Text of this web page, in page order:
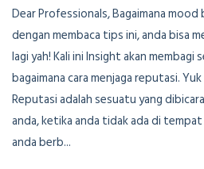
Dear Professionals, Bagaimana mood
dengan membaca tips ini, anda bisa
lagi yah! Kali ini Insight akan
bagaimana cara menjaga reputasi.
Reputasi adalah sesuatu yang
anda, ketika anda tidak ada di
anda berb...